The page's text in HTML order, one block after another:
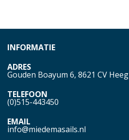
INFORMATIE
ADRES
Gouden Boayum 6, 8621 CV Heeg
TELEFOON
(0)515-443450
EMAIL
info@miedemasails.nl